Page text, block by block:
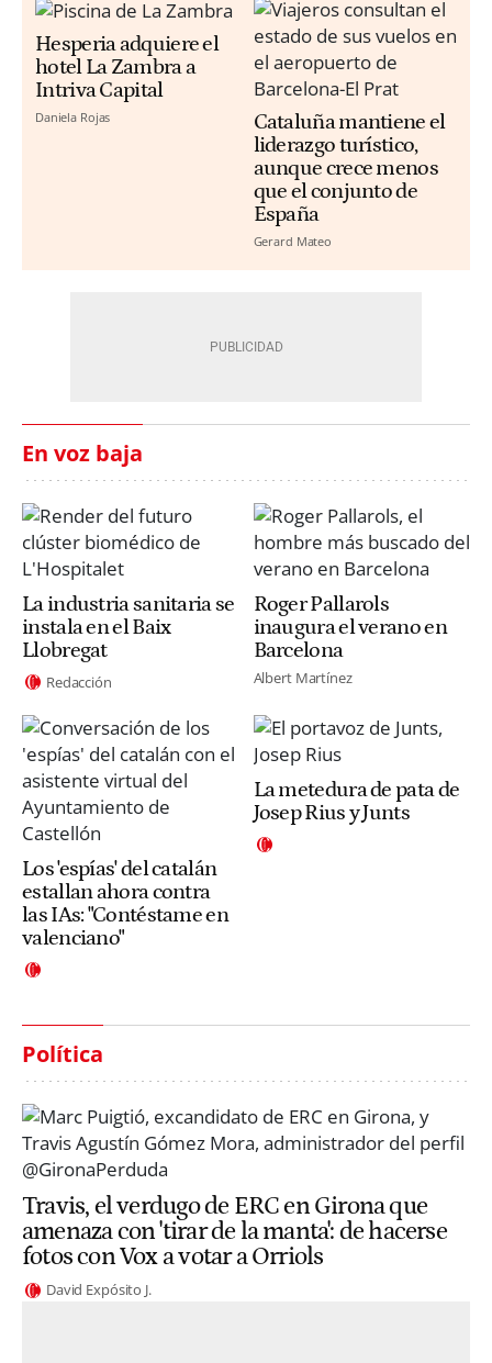
Hesperia adquiere el
hotel La Zambra a
Intriva Capital
Daniela Rojas
Cataluña mantiene el
liderazgo turístico,
aunque crece menos
que el conjunto de
España
Gerard Mateo
En voz baja
La industria sanitaria se
instala en el Baix
Llobregat
Redacción
Roger Pallarols
inaugura el verano en
Barcelona
Albert Martínez
Los 'espías' del catalán
estallan ahora contra
las IAs: "Contéstame en
valenciano"
La metedura de pata de
Josep Rius y Junts
Política
Travis, el verdugo de ERC en Girona que
amenaza con 'tirar de la manta': de hacerse
fotos con Vox a votar a Orriols
David Expósito J.